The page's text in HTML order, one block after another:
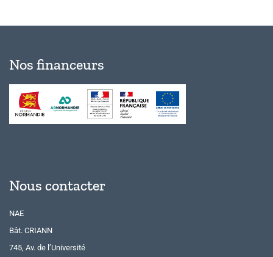
Nos financeurs
Nous contacter
NAE
Bât. CRIANN
745, Av. de l’Université